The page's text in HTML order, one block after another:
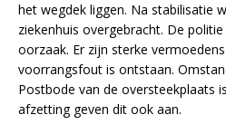
het wegdek liggen. Na stabilisatie
ziekenhuis overgebracht. De
oorzaak. Er zijn sterke
voorrangsfout is ontstaan.
Postbode van de oversteekplaats
afzetting geven dit ook aan.